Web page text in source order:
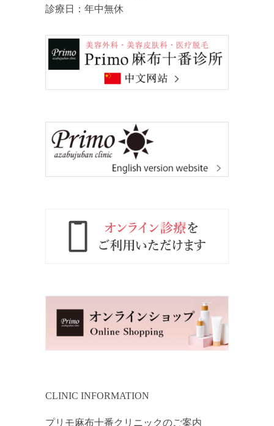
診療日：年中無休
CLINIC INFORMATION
プリモ麻布十番クリニックのご案内